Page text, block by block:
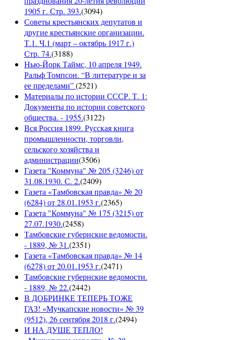
1905 г. Стр. 393.(3094)
Советы крестьянских депутатов и
другие крестьянские организации.
Т.1. Ч.1 (март – октябрь 1917 г.)
Стр. 74.(3188)
Нью-Йорк Таймс, 10 апреля 1949.
Ральф Томпсон. “В литературе и за
ее пределами”(2521)
Материалы по истории СССР. Т. 1:
Документы по истории советского
общества. - 1955.(3122)
Вся Россия 1899. Русская книга
промышленности, торговли,
сельского хозяйства и
администрации(3506)
Газета "Коммуна" № 205 (3246) от
31.08.1930. С. 2.(2409)
Газета «Тамбовская правда» № 20
(6284) от 28.01.1953 г.(2365)
Газета "Коммуна" № 175 (3215) от
27.07.1930.(2458)
Тамбовские губернские ведомости.
- 1889, № 31.(2351)
Газета «Тамбовская правда» № 14
(6278) от 20.01.1953 г.(2471)
Тамбовские губернские ведомости.
- 1889, № 22.(2442)
В ДОБРИНКЕ ТЕПЕРЬ ТОЖЕ
ГАЗ! «Мучкапские новости» № 39
(9512), 26 сентября 2018 г.(2494)
И НА ДУШЕ ТЕПЛО!